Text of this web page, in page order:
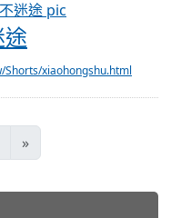
xiaohongshu.html
»